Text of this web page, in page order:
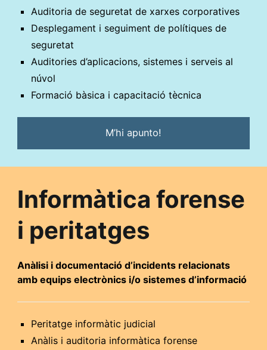
Auditoria de seguretat de xarxes corporatives
Desplegament i seguiment de polítiques de
seguretat
Auditories d’aplicacions, sistemes i serveis al
núvol
Formació bàsica i capacitació tècnica
M’hi apunto!
Informàtica forense
i peritatges
Anàlisi i documentació d’incidents relacionats
amb equips electrònics i/o sistemes d’informació
Peritatge informàtic judicial
Anàlis i auditoria informàtica forense